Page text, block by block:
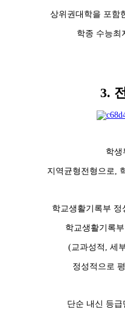
상위권대학을 포함
학종 수능최
3.
학생
지역균형전형으로,
학교생활기록부
학교생활기록
(교과성적, 세
정성적으로
단순 내신 등